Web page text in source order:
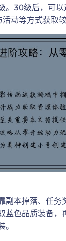
。30级后，可
动等方式获取较
副本掉落、任务
蓝色品质装备，